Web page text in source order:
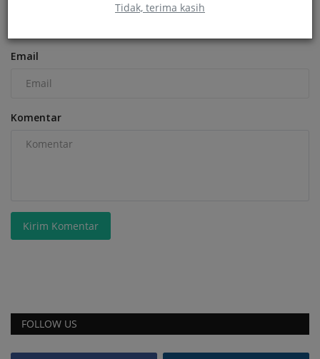
Tidak, terima kasih
Email
Komentar
Kirim Komentar
FOLLOW US